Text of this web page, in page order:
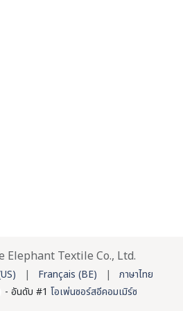
Textile Co., Ltd.
| Français (BE) |
ภาษาไทย
- อันดับ #1โอเพ่นซอร์สอีคอมเมิร์ซ